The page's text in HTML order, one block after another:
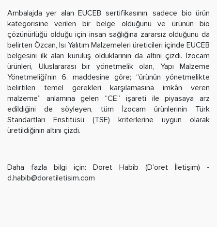
Ambalajda yer alan EUCEB sertifikasının, sadece bio ürün
kategorisine verilen bir belge olduğunu ve ürünün bio
çözünürlüğü olduğu için insan sağlığına zararsız olduğunu da
belirten Özcan, Isı Yalıtım Malzemeleri üreticileri içinde EUCEB
belgesini ilk alan kuruluş olduklarının da altını çizdi. İzocam
ürünleri, Uluslararası bir yönetmelik olan, Yapı Malzeme
Yönetmeliği’nin 6. maddesine göre; “ürünün yönetmelikte
belirtilen temel gerekleri karşılamasına imkân veren
malzeme” anlamına gelen “CE” işareti ile piyasaya arz
edildiğini de söyleyen, tüm İzocam ürünlerinin Türk
Standartları Enstitüsü (TSE) kriterlerine uygun olarak
üretildiğinin altını çizdi.
Daha fazla bilgi için: Doret Habib (D’oret İletişim) -
d.habib@doretiletisim.com